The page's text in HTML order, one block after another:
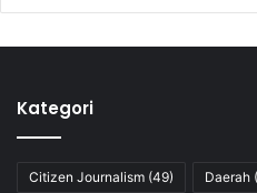
Kategori
Citizen Journalism (49) Daerah